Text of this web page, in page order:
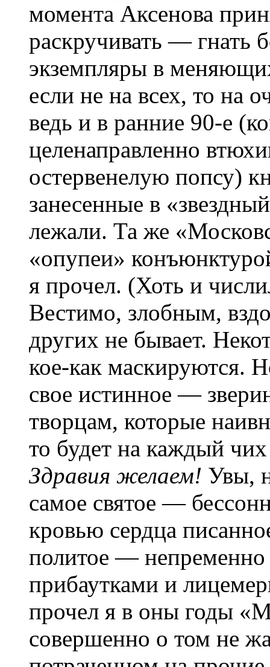
момента Аксенова
раскручивать — гнать
экземпляры в
если не на всех, то на
ведь и в ранние 90-е
целенаправленно
остервенелую попсу)
занесенные в
лежали. Та же
«опупеи»
я прочел. (Хоть и
Вестимо, злобным,
других не бывает.
кое-как маскируются.
свое истинное —
творцам, которые
то будет на каждый
Здравия желаем! Увы,
самое святое —
кровью сердца
политое — непременно
прибаутками и
прочел я в оны годы
совершенно о том не